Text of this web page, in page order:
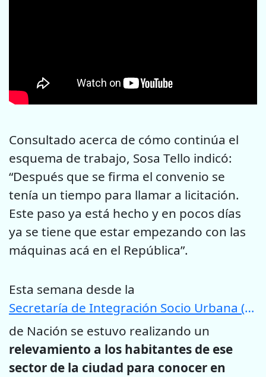
Consultado acerca de cómo continúa el
esquema de trabajo, Sosa Tello indicó:
“Después que se firma el convenio se
tenía un tiempo para llamar a licitación.
Este paso ya está hecho y en pocos días
ya se tiene que estar empezando con las
máquinas acá en el República”.
Esta semana desde la
Secretaría de Integración Socio Urbana (SISU)
de Nación se estuvo realizando un
relevamiento a los habitantes de ese
sector de la ciudad para conocer en